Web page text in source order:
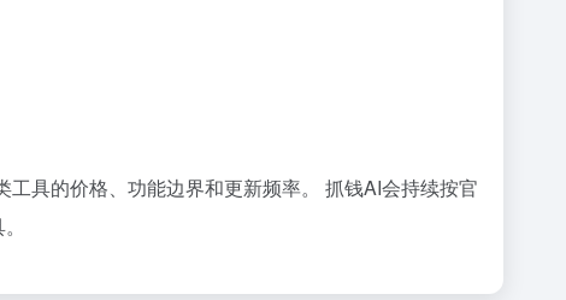
具的价格、功能边界和更新频率。 抓钱AI会持续按官